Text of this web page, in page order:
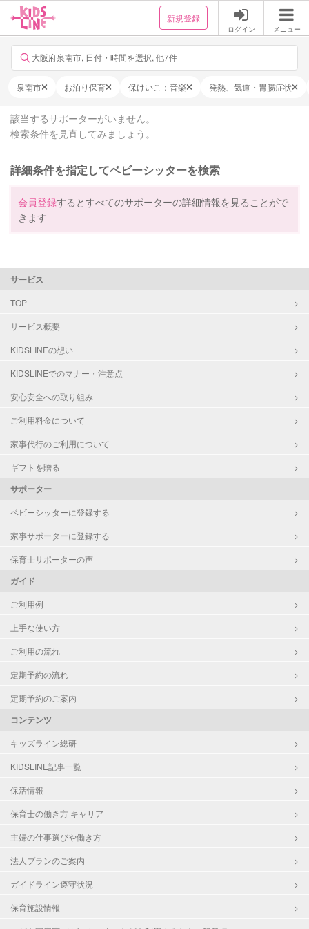
新規登録
ログイン メニュー
大阪府泉南市, 日付・時間を選択, 他7件
泉南市 お泊り保育 保けいこ：音楽 発熱、気道・胃腸症状
該当するサポーターがいません。
検索条件を見直してみましょう。
詳細条件を指定してベビーシッターを検索
会員登録するとすべてのサポーターの詳細情報を見ることがで
きます
サービス
TOP
サービス概要
KIDSLINEの想い
KIDSLINEでのマナー・注意点
安心安全への取り組み
ご利用料金について
家事代行のご利用について
ギフトを贈る
サポーター
ベビーシッターに登録する
家事サポーターに登録する
保育士サポーターの声
ガイド
ご利用例
上手な使い方
ご利用の流れ
定期予約の流れ
定期予約のご案内
コンテンツ
キッズライン総研
KIDSLINE記事一覧
保活情報
保育士の働き方 キャリア
主婦の仕事選びや働き方
法人プランのご案内
ガイドライン遵守状況
保育施設情報